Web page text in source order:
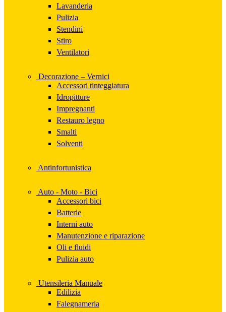
Lavanderia
Pulizia
Stendini
Stiro
Ventilatori
Decorazione – Vernici
Accessori tinteggiatura
Idropitture
Impregnanti
Restauro legno
Smalti
Solventi
Antinfortunistica
Auto - Moto - Bici
Accessori bici
Batterie
Interni auto
Manutenzione e riparazione
Oli e fluidi
Pulizia auto
Utensileria Manuale
Edilizia
Falegnameria